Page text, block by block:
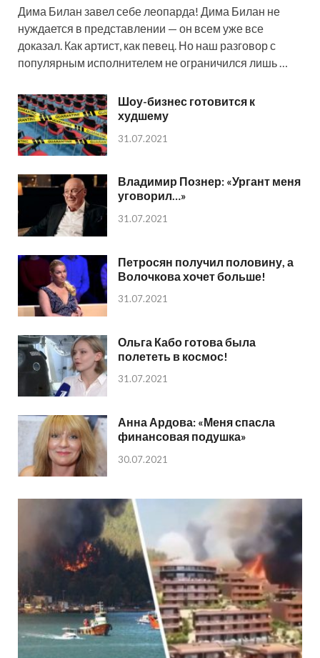
Дима Билан завел себе леопарда! Дима Билан не
нуждается в представлении — он всем уже все
доказал. Как артист, как певец. Но наш разговор с
популярным исполнителем не ограничился лишь …
Шоу-бизнес готовится к
худшему
31.07.2021
Владимир Познер: «Ургант меня
уговорил…»
31.07.2021
Петросян получил половину, а
Волочкова хочет больше!
31.07.2021
Ольга Кабо готова была
полететь в космос!
31.07.2021
Анна Ардова: «Меня спасла
финансовая подушка»
30.07.2021